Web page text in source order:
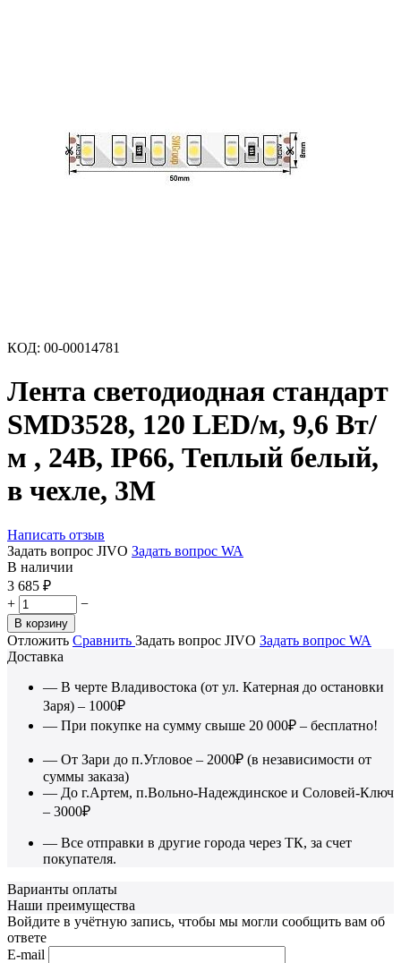
КОД: 00-00014781
Лента светодиодная стандарт
SMD3528, 120 LED/м, 9,6 Вт/
м , 24В, IP66, Теплый белый,
в чехле, 3М
Написать отзыв
Задать вопрос JIVO Задать вопрос WA
В наличии
3 685 ₽
+
−
В корзину
Отложить Сравнить Задать вопрос JIVO Задать вопрос WA
Доставка
— В черте Владивостока (от ул. Катерная до остановки
Заря) – 1000₽
— При покупке на сумму свыше 20 000₽ – бесплатно!
— От Зари до п.Угловое – 2000₽ (в независимости от
суммы заказа)
— До г.Артем, п.Вольно-Надеждинское и Соловей-Ключ
– 3000₽
— Все отправки в другие города через ТК, за счет
покупателя.
Варианты оплаты
Наши преимущества
Войдите в учётную запись, чтобы мы могли сообщить вам об
ответе
E-mail